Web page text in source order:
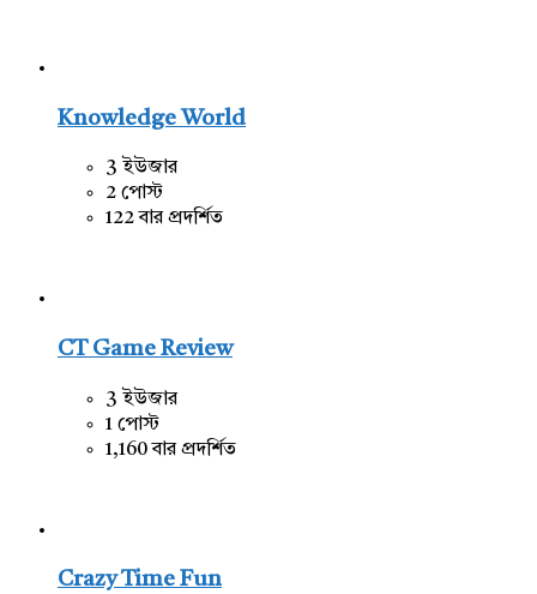
Knowledge World
3 ইউজার
2 পোস্ট
122 বার প্রদর্শিত
CT Game Review
3 ইউজার
1 পোস্ট
1,160 বার প্রদর্শিত
Crazy Time Fun